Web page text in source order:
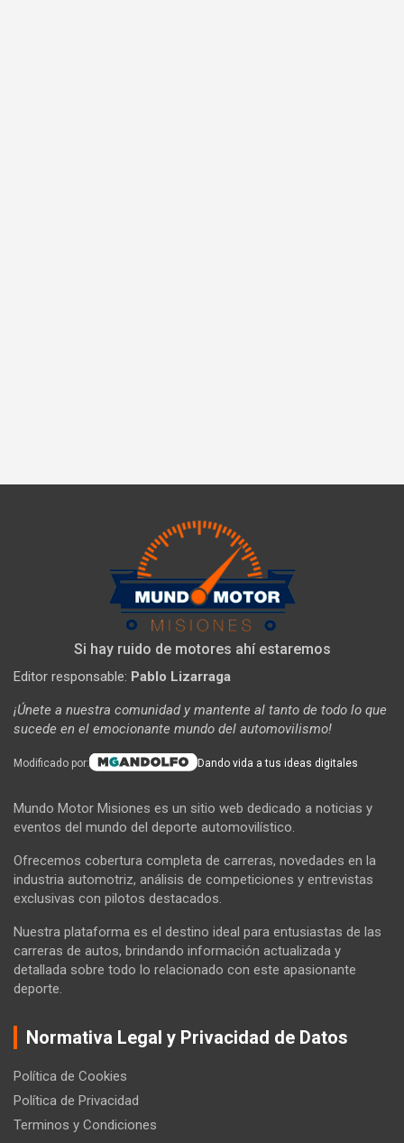
Si hay ruido de motores ahí estaremos
Editor responsable: Pablo Lizarraga
¡Únete a nuestra comunidad y mantente al tanto de todo lo que
sucede en el emocionante mundo del automovilismo!
Modificado por: Dando vida a tus ideas digitales
Mundo Motor Misiones es un sitio web dedicado a noticias y
eventos del mundo del deporte automovilístico.
Ofrecemos cobertura completa de carreras, novedades en la
industria automotriz, análisis de competiciones y entrevistas
exclusivas con pilotos destacados.
Nuestra plataforma es el destino ideal para entusiastas de las
carreras de autos, brindando información actualizada y
detallada sobre todo lo relacionado con este apasionante
deporte.
Normativa Legal y Privacidad de Datos
Política de Cookies
Política de Privacidad
Terminos y Condiciones